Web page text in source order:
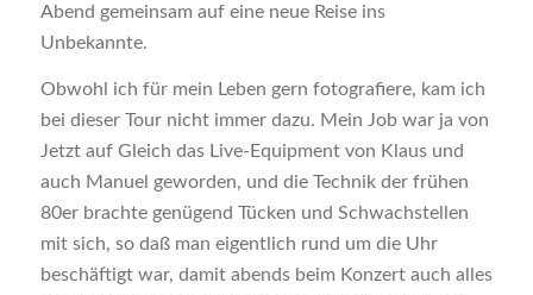
Abend gemeinsam auf eine neue Reise ins
Unbekannte.
Obwohl ich für mein Leben gern fotografiere, kam ich
bei dieser Tour nicht immer dazu. Mein Job war ja von
Jetzt auf Gleich das Live-Equipment von Klaus und
auch Manuel geworden, und die Technik der frühen
80er brachte genügend Tücken und Schwachstellen
mit sich, so daß man eigentlich rund um die Uhr
beschäftigt war, damit abends beim Konzert auch alles